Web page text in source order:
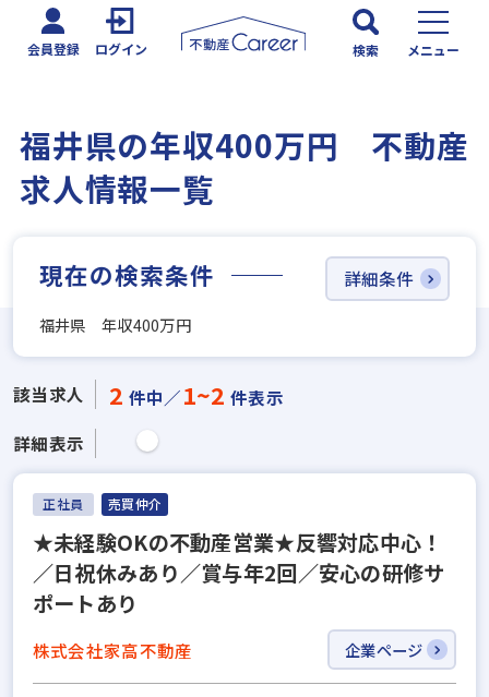
会員登録 ログイン 検索 メニュー
福井県の年収400万円 不動産
求人情報一覧
現在の検索条件
福井県 年収400万円
詳細条件
該当求人 2 件中／1~2 件表示
詳細表示
正社員 売買仲介
★未経験OKの不動産営業★反響対応中心！
／日祝休みあり／賞与年2回／安心の研修サ
ポートあり
株式会社家高不動産 企業ページ